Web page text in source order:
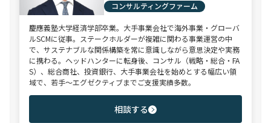
コンサルティングファーム
慶應義塾大学経済学部卒業。大手事業会社で海外事業・グローバ
ルSCMに従事。ステークホルダーが複雑に関わる事業運営の中
で、サステナブルな関係構築を常に意識しながら意思決定や実務
に携わる。ヘッドハンターに転身後、コンサル（戦略・総合・FA
S）、総合商社、投資銀行、大手事業会社を始めとする幅広い領
域で、若手～エグゼクティブまでご支援実績多数。
相談する